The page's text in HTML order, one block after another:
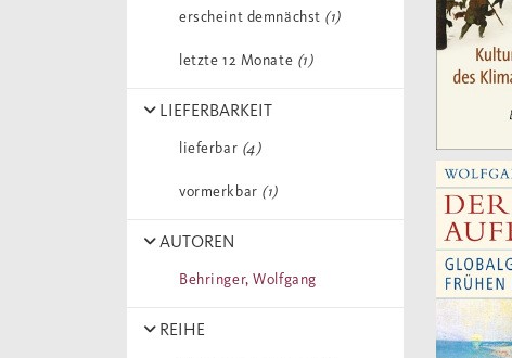
erscheint demnächst (1)
letzte 12 Monate (1)
LIEFERBARKEIT
lieferbar (4)
vormerkbar (1)
AUTOREN
Behringer, Wolfgang
REIHE